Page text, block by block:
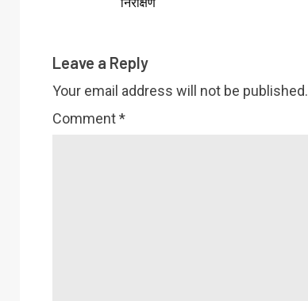
Leave a Reply
Your email address will not be published.
Comment*